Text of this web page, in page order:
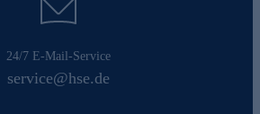
24/7 E-Mail-Service
service@hse.de